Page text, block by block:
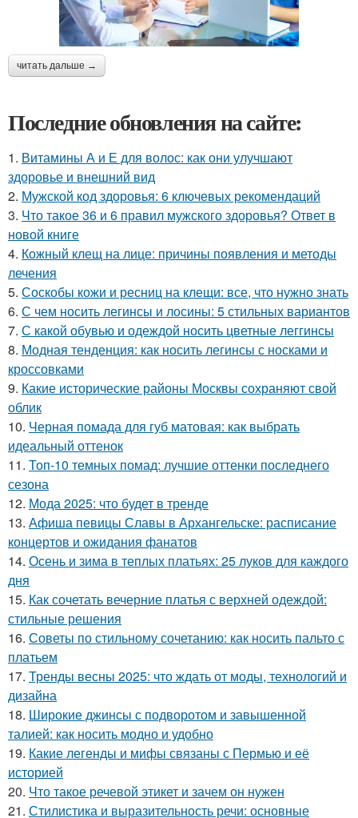
читать дальше →
Последние обновления на сайте:
1. Витамины А и Е для волос: как они улучшают
здоровье и внешний вид
2. Мужской код здоровья: 6 ключевых рекомендаций
3. Что такое 36 и 6 правил мужского здоровья? Ответ в
новой книге
4. Кожный клещ на лице: причины появления и методы
лечения
5. Соскобы кожи и ресниц на клещи: все, что нужно знать
6. С чем носить легинсы и лосины: 5 стильных вариантов
7. С какой обувью и одеждой носить цветные леггинсы
8. Модная тенденция: как носить легинсы с носками и
кроссовками
9. Какие исторические районы Москвы сохраняют свой
облик
10. Черная помада для губ матовая: как выбрать
идеальный оттенок
11. Топ-10 темных помад: лучшие оттенки последнего
сезона
12. Мода 2025: что будет в тренде
13. Афиша певицы Славы в Архангельске: расписание
концертов и ожидания фанатов
14. Осень и зима в теплых платьях: 25 луков для каждого
дня
15. Как сочетать вечерние платья с верхней одеждой:
стильные решения
16. Советы по стильному сочетанию: как носить пальто с
платьем
17. Тренды весны 2025: что ждать от моды, технологий и
дизайна
18. Широкие джинсы с подворотом и завышенной
талией: как носить модно и удобно
19. Какие легенды и мифы связаны с Пермью и её
историей
20. Что такое речевой этикет и зачем он нужен
21. Стилистика и выразительность речи: основные